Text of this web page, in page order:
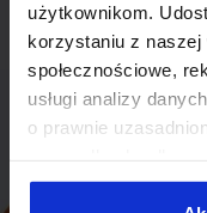
użytkownikom.
korzystaniu z
społecznościowe,
usługi analizy
o prawnie
Niektóre z plików